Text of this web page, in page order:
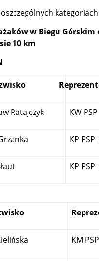
kategoriach:
w Biegu Górskim
10 km
Ratajczyk KW
KP
KP
KM